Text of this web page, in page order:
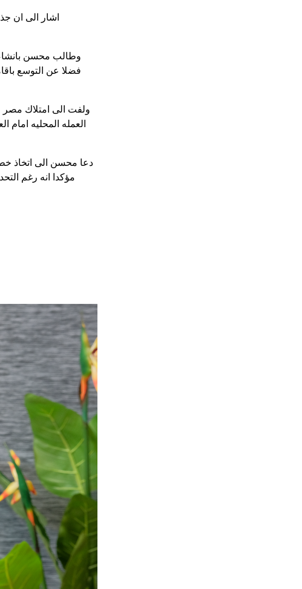
اشار الى ان
وطالب محسن
فضلا عن التوسع
ولفت الى امتلاك مصر
العمله المحليه
دعا محسن الى اتخاذ
مؤكدا انه رغم